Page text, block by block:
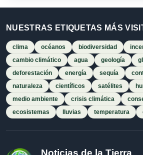
NUESTRAS ETIQUETAS MÁS
clima océanos biodiversidad
cambio climático
agua geología
deforestación
energía sequía
naturaleza
científicos satélites
medio ambiente
crisis climática
ecosistemas
lluvias temperatura